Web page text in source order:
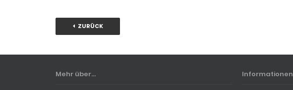
ZURÜCK
Mehr über... Informationen